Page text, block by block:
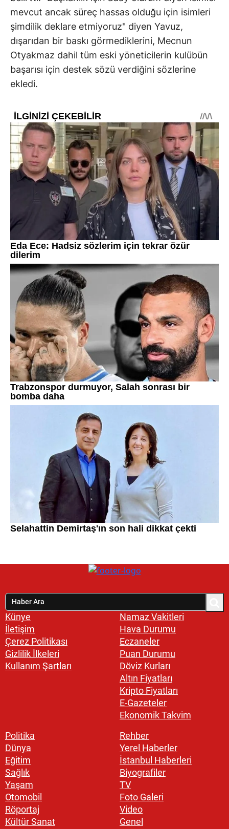
mevcut ancak süreç hassas olduğu için isimleri
şimdilik deklare etmiyoruz" diyen Yavuz,
dışarıdan bir baskı görmediklerini, Mecnun
Otyakmaz dahil tüm eski yöneticilerin kulübün
başarısı için destek sözü verdiğini sözlerine
ekledi.
Künye
İletişim
Çerez Politikası
Gizlilik İlkeleri
Kullanım Şartları
Namaz Vakitleri
Hava Durumu
Eczaneler
Puan Durumu
Döviz Kurları
Altın Fiyatları
Kripto Fiyatları
E-Gazeteler
Ekonomik Takvim
Politika
Dünya
Eğitim
Sağlık
Yaşam
Otomobil
Röportaj
Kültür Sanat
Rehber
Yerel Haberler
İstanbul Haberleri
Biyografiler
TV
Foto Galeri
Video
Genel